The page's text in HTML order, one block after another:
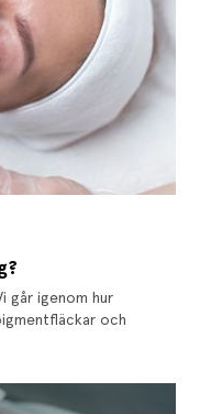
går igenom hur
och